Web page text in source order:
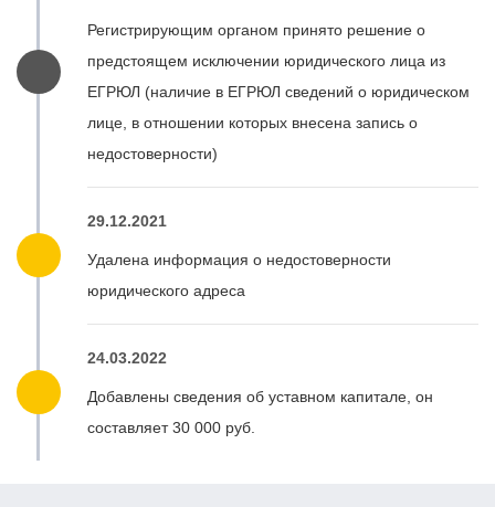
Регистрирующим органом принято решение о
предстоящем исключении юридического лица из
ЕГРЮЛ (наличие в ЕГРЮЛ сведений о юридическом
лице, в отношении которых внесена запись о
недостоверности)
29.12.2021
Удалена информация о недостоверности
юридического адреса
24.03.2022
Добавлены сведения об уставном капитале, он
составляет 30 000 руб.